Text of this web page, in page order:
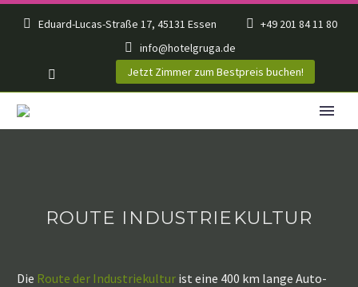
Eduard-Lucas-Straße 17, 45131 Essen
+49 201 84 11 80
info@hotelgruga.de
Jetzt Zimmer zum Bestpreis buchen!
ROUTE INDUSTRIEKULTUR
Die Route der Industriekultur ist eine 400 km lange Auto-